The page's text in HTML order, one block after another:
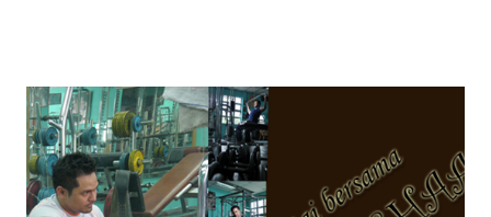
tanya sapa-sapa pun masa tu.. bila fikir-fikirkan balik terasa
jugak masa alahai teruknya kami sebagai ibubapa.. dan kami
terasa jugak semakin teruk bila abg long dah masuk 2 tahun
kat salah satu tadika swasta ni.. tapi nampaknya kenal huruf